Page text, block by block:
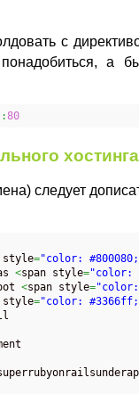
с
а
80
хостинга
следует
style="color:
<span style="color:
<span style=
style="color: